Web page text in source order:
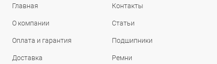
Главная
О компании
Оплата и гарантия
Доставка
Контакты
Статьи
Подшипники
Ремни